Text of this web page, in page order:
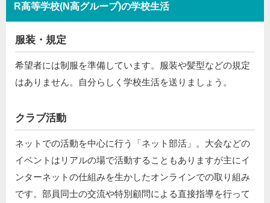
R高等学校(N高グループ)の学校生活
服装・規定
希望者には制服を準備しています。服装や髪型などの規定
はありません。自分らしく学校生活を送りましょう。
クラブ活動
ネットでの活動を中心に行う「ネット部活」。大会などの
イベントはリアルの場で活動することもありますが主にイ
ンターネットの仕組みを生かしたオンラインでの取り組み
です。部員同士の交流や特別顧問による直接指導を行って